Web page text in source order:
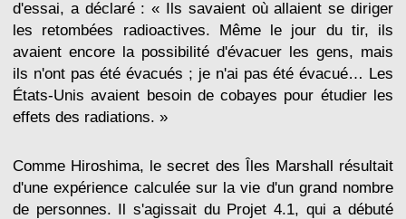
d'essai, a déclaré : « Ils savaient où allaient se diriger
les retombées radioactives. Même le jour du tir, ils
avaient encore la possibilité d'évacuer les gens, mais
ils n'ont pas été évacués ; je n'ai pas été évacué… Les
États-Unis avaient besoin de cobayes pour étudier les
effets des radiations. »
Comme Hiroshima, le secret des Îles Marshall résultait
d'une expérience calculée sur la vie d'un grand nombre
de personnes. Il s'agissait du Projet 4.1, qui a débuté